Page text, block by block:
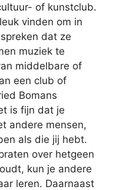
of kunstclub.
vinden om in
dat ze
muziek te
middelbare of
een club of
Bomans
is fijn dat je
andere mensen,
als die jij hebt.
over hetgeen
kun je andere
leren. Daarnaast